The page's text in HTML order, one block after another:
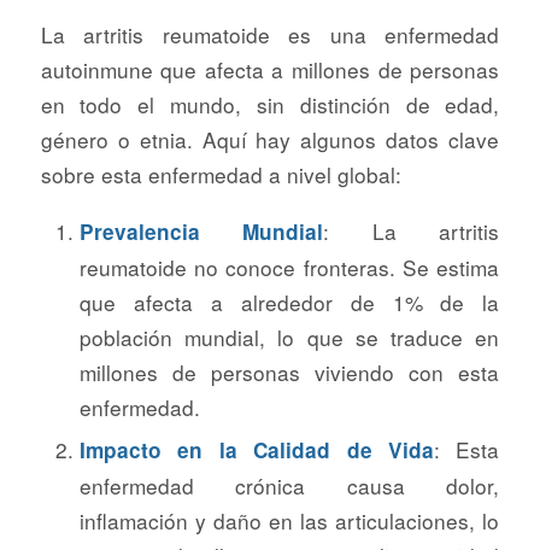
La artritis reumatoide es una enfermedad
autoinmune que afecta a millones de personas
en todo el mundo, sin distinción de edad,
género o etnia. Aquí hay algunos datos clave
sobre esta enfermedad a nivel global:
Prevalencia Mundial: La artritis
reumatoide no conoce fronteras. Se estima
que afecta a alrededor de 1% de la
población mundial, lo que se traduce en
millones de personas viviendo con esta
enfermedad.
Impacto en la Calidad de Vida: Esta
enfermedad crónica causa dolor,
inflamación y daño en las articulaciones, lo